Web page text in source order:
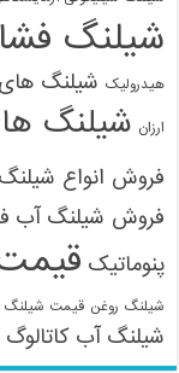
شیلنگ
هیدرولیک شیلنگ
ارزان شیلنگ
فروش انواع
فروش شیلنگ آب
پنوماتیک
شیلنگ روغن قیمت
شیلنگ آب